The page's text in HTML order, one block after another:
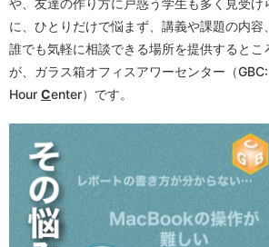
や、友達の作り方に戸惑う学生も多く見受け
に、ひとりだけで悩まず、講義や課題の内容
誰でも気軽に相談できる場所を提供するとこ
が、ガラス箱オフィスアワーセンター（GBC:
Hour Center）です。